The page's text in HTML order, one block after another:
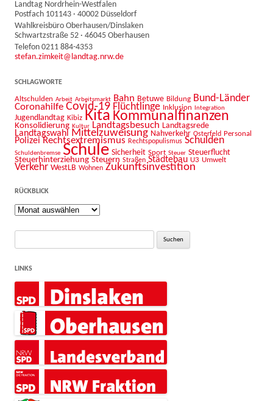
Landtag Nordrhein-Westfalen
Postfach 101143 · 40002 Düsseldorf
Wahlkreisbüro Oberhausen/Dinslaken
Schwartzstraße 52 · 46045 Oberhausen
Telefon 0211 884-4353
stefan.zimkeit@landtag.nrw.de
SCHLAGWORTE
Altschulden Arbeit Arbeitsmarkt Bahn Betuwe Bildung Bund-Länder
Coronahilfe Covid-19 Flüchtlinge Inklusion Integration
Jugendlandtag Kibiz Kita Kommunalfinanzen
Konsolidierung Kultur Landtagsbesuch Landtagsrede
Landtagswahl Mittelzuweisung Nahverkehr Osterfeld Personal
Polizei Rechtsextremismus Rechtspopulismus Schulden
Schuldenbremse Schule Sicherheit Sport Steuer Steuerflucht
Steuerhinterziehung Steuern Straßen Städtebau U3 Umwelt
Verkehr WestLB Wohnen Zukunftsinvestition
RÜCKBLICK
Rückblick
Suche
LINKS